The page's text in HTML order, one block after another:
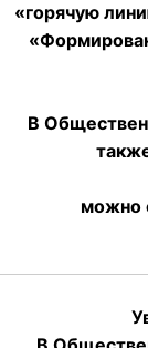
«горячую
В
можно